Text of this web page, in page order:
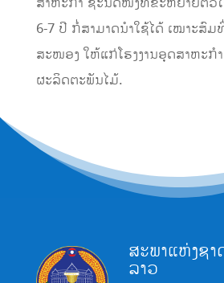
6-7 ປີ ກໍ່ສາມາດນໍາໃຊ້ໄດ້ ເໝາະສົ
ສະໜອງ ໃຫ້ແກ່ໂຮງງານອຸດສາຫະກ
ຜະລິດຕະພັນໄມ້.
ສະພາແຫ່ງຊ
ລາວ